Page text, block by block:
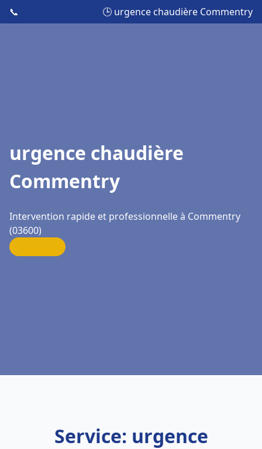
📞 🕒 urgence chaudière Commentry
urgence chaudière
Commentry
Intervention rapide et professionnelle à Commentry
(03600)
Service: urgence